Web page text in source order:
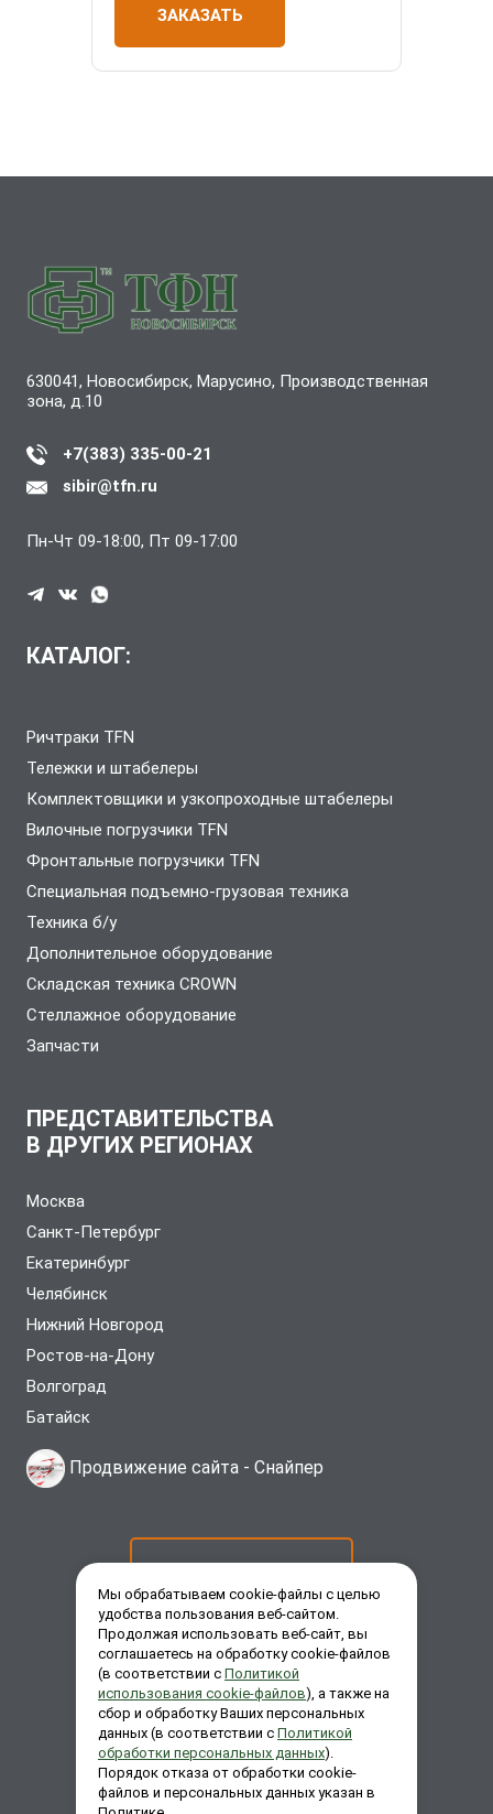
ЗАКАЗАТЬ
630041, Новосибирск, Марусино, Производственная
зона, д.10
+7(383) 335-00-21
sibir@tfn.ru
Пн-Чт 09-18:00, Пт 09-17:00
КАТАЛОГ:
Ричтраки TFN
Тележки и штабелеры
Комплектовщики и узкопроходные штабелеры
Вилочные погрузчики TFN
Фронтальные погрузчики TFN
Специальная подъемно-грузовая техника
Техника б/у
Дополнительное оборудование
Складская техника CROWN
Стеллажное оборудование
Запчасти
ПРЕДСТАВИТЕЛЬСТВА
В ДРУГИХ РЕГИОНАХ
Москва
Санкт-Петербург
Екатеринбург
Челябинск
Нижний Новгород
Ростов-на-Дону
Волгоград
Батайск
Продвижение сайта - Снайпер
ЗАКАЗАТЬ ЗВОНОК
ЗАДАТЬ ВОПРОС
Мы обрабатываем cookie-файлы с целью
удобства пользования веб-сайтом.
Продолжая использовать веб-сайт, вы
соглашаетесь на обработку cookie-файлов
(в соответствии с Политикой
использования cookie-файлов), а также на
сбор и обработку Ваших персональных
данных (в соответствии с Политикой
обработки персональных данных).
Порядок отказа от обработки cookie-
файлов и персональных данных указан в